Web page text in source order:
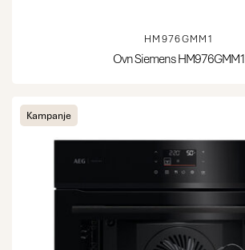
HM976GMM1
Ovn Siemens HM976GMM1
Kampanje